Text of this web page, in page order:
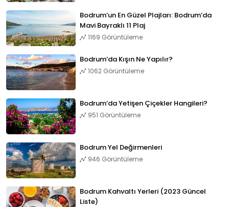
Bodrum’un En Güzel Plajları: Bodrum’da
Mavi Bayraklı 11 Plaj
1169 Görüntüleme
Bodrum’da Kışın Ne Yapılır?
1062 Görüntüleme
Bodrum’da Yetişen Çiçekler Hangileri?
951 Görüntüleme
Bodrum Yel Değirmenleri
946 Görüntüleme
Bodrum Kahvaltı Yerleri (2023 Güncel
Liste)